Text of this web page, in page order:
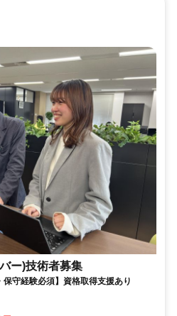
ー)技術者募集
保守経験必須】資格取得支援あり